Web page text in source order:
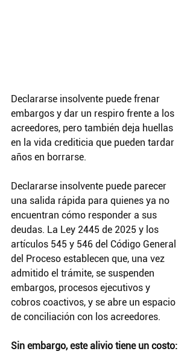
Declararse insolvente puede frenar
embargos y dar un respiro frente a los
acreedores, pero también deja huellas
en la vida crediticia que pueden tardar
años en borrarse.
Declararse insolvente puede parecer
una salida rápida para quienes ya no
encuentran cómo responder a sus
deudas. La Ley 2445 de 2025 y los
artículos 545 y 546 del Código General
del Proceso establecen que, una vez
admitido el trámite, se suspenden
embargos, procesos ejecutivos y
cobros coactivos, y se abre un espacio
de conciliación con los acreedores.
Sin embargo, este alivio tiene un costo: